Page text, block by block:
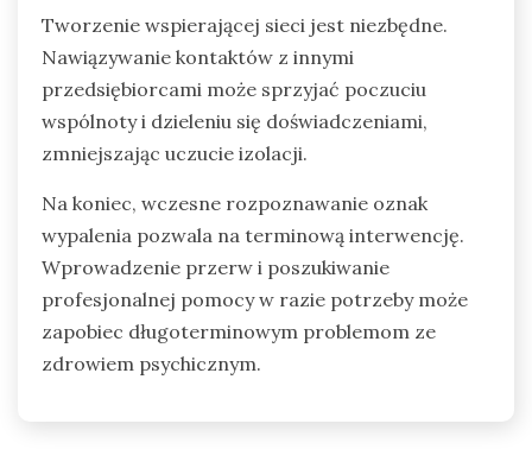
Tworzenie wspierającej sieci jest niezbędne.
Nawiązywanie kontaktów z innymi
przedsiębiorcami może sprzyjać poczuciu
wspólnoty i dzieleniu się doświadczeniami,
zmniejszając uczucie izolacji.
Na koniec, wczesne rozpoznawanie oznak
wypalenia pozwala na terminową interwencję.
Wprowadzenie przerw i poszukiwanie
profesjonalnej pomocy w razie potrzeby może
zapobiec długoterminowym problemom ze
zdrowiem psychicznym.